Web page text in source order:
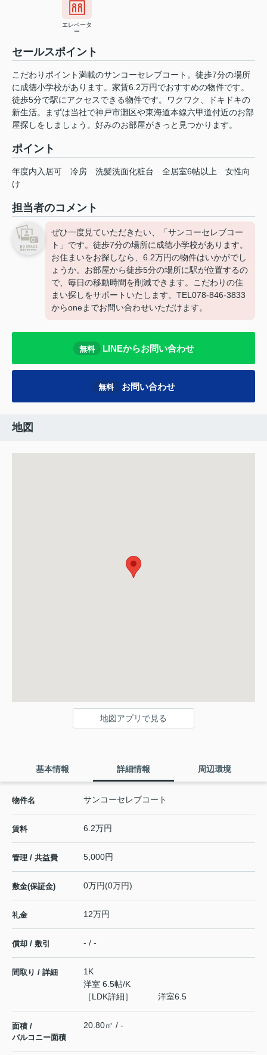
エレベータ
ー
セールスポイント
こだわりポイント満載のサンコーセレブコート。徒歩7分の場所
に成徳小学校があります。家賃6.2万円でおすすめの物件です。
徒歩5分で駅にアクセスできる物件です。ワクワク、ドキドキの
新生活。まずは当社で神戸市灘区や東海道本線六甲道付近のお部
屋探しをしましょう。好みのお部屋がきっと見つかります。
ポイント
年度内入居可 冷房 洗髪洗面化粧台 全居室6帖以上
女性向
け
担当者のコメント
ぜひ一度見ていただきたい、「サンコーセレブコー
ト」です。徒歩7分の場所に成徳小学校があります。
お住まいをお探しなら、6.2万円の物件はいかがでし
ょうか。お部屋から徒歩5分の場所に駅が位置するの
で、毎日の移動時間を削減できます。こだわりの住
まい探しをサポートいたします。TEL078-846-3833
からoneまでお問い合わせいただけます。
無料 LINEからお問い合わせ
無料 お問い合わせ
地図
地図アプリで見る
基本情報 詳細情報 周辺環境
物件名 サンコーセレブコート
賃料 6.2万円
管理 / 共益費 5,000円
敷金(保証金) 0万円(0万円)
礼金 12万円
償却 / 敷引 - / -
間取り / 詳細
1K
洋室 6.5帖/K
［LDK詳細］ 洋室6.5
面積 /
バルコニー面積
20.80㎡ / -